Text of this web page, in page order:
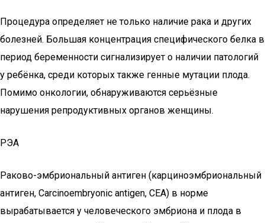
Процедура определяет не только наличие рака и других
болезней. Большая концентрация специфического белка в
период беременности сигнализирует о наличии патологий
у ребёнка, среди которых также генные мутации плода.
Помимо онкологии, обнаруживаются серьёзные
нарушения репродуктивных органов женщины.
РЭА
Раково-эмбриональный антиген (карциноэмбриональный
антиген, Carcinoembryonic antigen, CEA) в норме
вырабатывается у человеческого эмбриона и плода в